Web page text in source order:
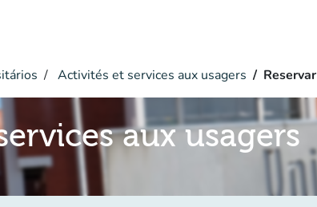
Activités et services aux usagers Reservar
aux usagers